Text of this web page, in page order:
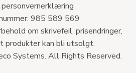
personvernerklæring
985 589 569
om skrivefeil, prisendringer,
produkter kan bli utsolgt.
Systems. All Rights Reserved.